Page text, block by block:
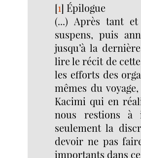
[1] Épilogue
(...) Après tant
suspens, puis
jusqu’à la
lire le récit de
les efforts des
mêmes du
Kacimi qui en
nous restions à
seulement la
devoir ne pas
importants dans